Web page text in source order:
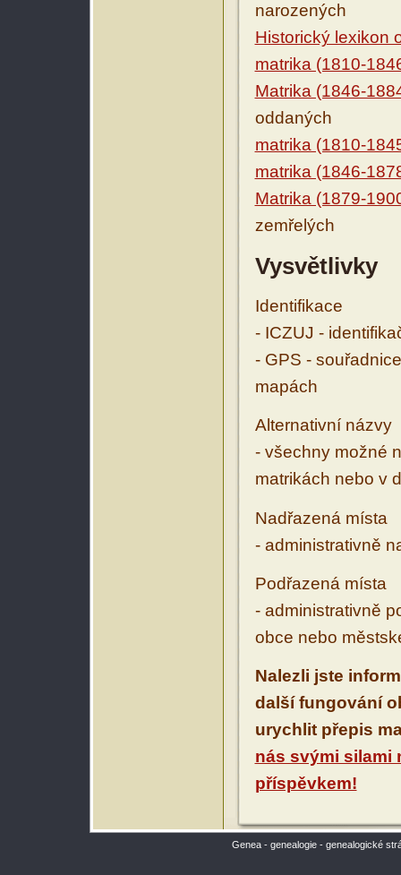
narozených
Historický lexikon
matrika (1810-
Matrika (1846-
oddaných
matrika (1810-
matrika (1846-
Matrika (1879-
zemřelých
Vysvětlivky
Identifikace
- ICZUJ -
- GPS -
mapách
Alternativní názvy
- všechny možné
matrikách nebo v
Nadřazená místa
- administrativně
Podřazená místa
- administrativně
obce nebo
Nalezli jste
další fungování
urychlit přepis
nás svými silami
příspěvkem!
Genea - genealogie - genealogické